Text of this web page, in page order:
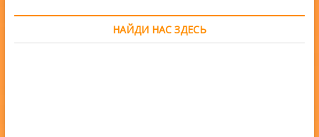
НАЙДИ НАС ЗДЕСЬ